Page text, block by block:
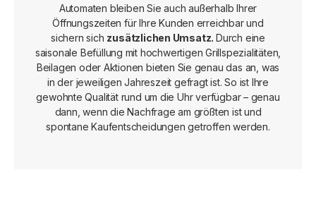
Automaten bleiben Sie auch außerhalb Ihrer
Öffnungszeiten für Ihre Kunden erreichbar und
sichern sich zusätzlichen Umsatz. Durch eine
saisonale Befüllung mit hochwertigen Grillspezialitäten,
Beilagen oder Aktionen bieten Sie genau das an, was
in der jeweiligen Jahreszeit gefragt ist. So ist Ihre
gewohnte Qualität rund um die Uhr verfügbar – genau
dann, wenn die Nachfrage am größten ist und
spontane Kaufentscheidungen getroffen werden.